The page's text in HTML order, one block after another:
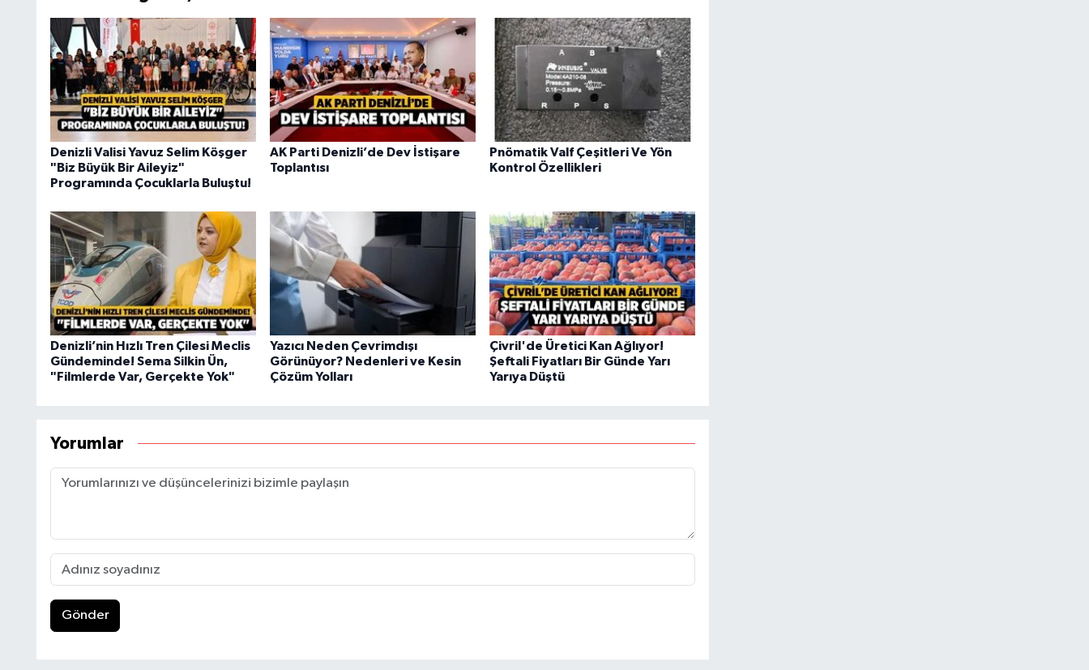
Denizli Valisi Yavuz Selim Köşger
"Biz Büyük Bir Aileyiz"
Programında Çocuklarla Buluştu!
AK Parti Denizli’de Dev İstişare
Toplantısı
Pnömatik Valf Çeşitleri Ve Yön
Kontrol Özellikleri
Denizli’nin Hızlı Tren Çilesi Meclis
Gündeminde! Sema Silkin Ün,
"Filmlerde Var, Gerçekte Yok"
Yazıcı Neden Çevrimdışı
Görünüyor? Nedenleri ve Kesin
Çözüm Yolları
Çivril'de Üretici Kan Ağlıyor!
Şeftali Fiyatları Bir Günde Yarı
Yarıya Düştü
Yorumlar
Gönder